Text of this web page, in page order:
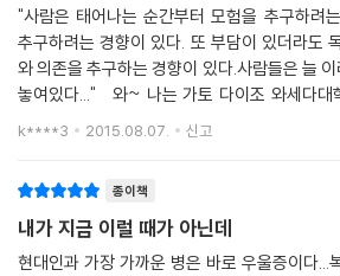
이유는, 현대인들의 과도한 타인 의존성(어떻
자신의 존재를 왜곡하는 현상을 더욱 부추기기
일본 와세다 대학 심리학과 명예교수이며 일본
다이조는, 후기 정신분석학파의 다각적인 정신
자가 에리히 프롬이 말한 의존 심리에 특히 주목
소, 폭력적 형태, 자기 부재와 같은 심리적 현상
있다고 보았기 때문이다.
"사람은 태어나는 순간부터 모험을 추구하려
추구하려는 경향이 있다. 또 부담이 있더라도 독
와 의존을 추구하는 경향이 있다.사람들은 늘 이러한 두
놓여있다..." 와~ 나는 가토 다이조 와세다대
저술하시고 도서출판 나무생각 힐링에서 펴낸
k****3 2015.08.07. 신고
종이책
내가 지금 이럴 때가 아닌데
현대인과 가장 가까운 병은 바로 우울증이다...